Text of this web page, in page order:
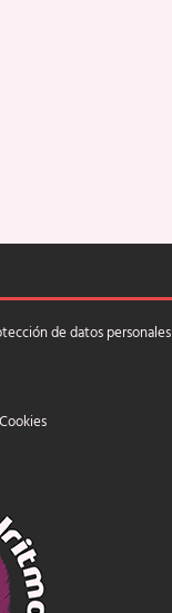
de datos personales